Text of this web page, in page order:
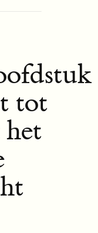
tot